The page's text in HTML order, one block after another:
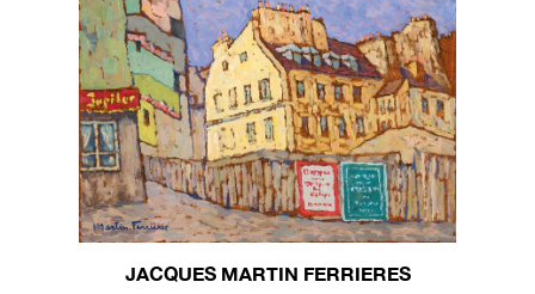
JACQUES MARTIN FERRIERES